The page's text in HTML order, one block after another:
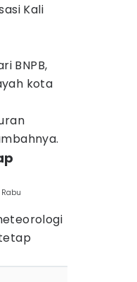
Kali
BNPB,
kota